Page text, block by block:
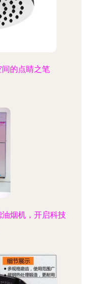
的点睛之笔
烟机，开启科技